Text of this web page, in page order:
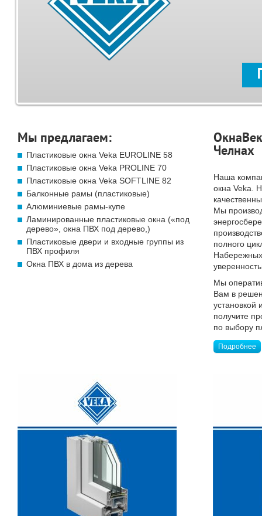
Мы предлагаем:
Пластиковые окна Veka EUROLINE 58
Пластиковые окна Veka PROLINE 70
Пластиковые окна Veka SOFTLINE 82
Балконные рамы (пластиковые)
Алюминиевые рамы-купе
Ламинированные пластиковые окна («под
дерево», окна ПВХ под дерево,)
Пластиковые двери и входные группы из
ПВХ профиля
Окна ПВХ в дома из дерева
Челнах
Наша
окна Veka.
Мы
полного
Мы
Вам в
установкой
получите
по выбору
Подробнее